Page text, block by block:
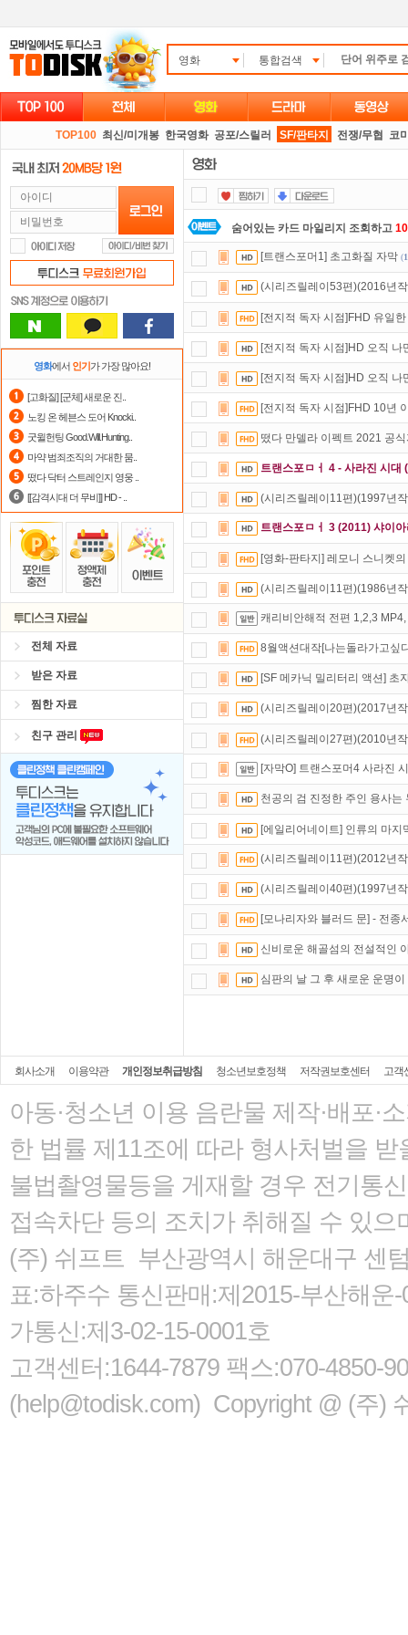
영화 통합검색
TOP100 최신/미개봉 한국영화 공포/스릴러 SF/판타지 전쟁/무협 코
영화에서 인기가 가장 많아요!
[고화질] [군체] 새로운 진..
노킹 온 헤븐스 도어 Knocki..
굿윌헌팅 Good.Will.Hunting..
마약 범죄조직의 거대한 뭄..
떴다 닥터 스트레인지 영웅 ..
[[감격시대 더 무비]] HD - ..
전체 자료
받은 자료
찜한 자료
친구 관리
숨어있는 카드 마일리지 조회하고
댓글만 잘써도무료 포인트를 드립
요즘 뭐가 재밌지? 고민되면 눌러봐!
스마트TV 로 투디스크영화,드라마,
자녀보호기능으로 가족과 함께 투디
포인트할인쿠폰 사용방법안내
정액제할인쿠폰 사용방법안내
[트랜스포머1] 초고화질 자막 (
(시리즈릴레이53편)(2016년
[전지적 독자 시점]FHD 유일
[전지적 독자 시점]HD 오직
[전지적 독자 시점]HD 오직
[전지적 독자 시점]FHD 10년
떴다 만델라 이펙트 2021 공
트랜스포ㅁㅓ 4 - 사라진 시대
(시리즈릴레이11편)(1997년
트랜스포ㅁㅓ 3 (2011) 샤이
[영화-판타지] 레모니 스니켓
(시리즈릴레이11편)(1986년
캐리비안해적 전편 1,2,3
8월액션대작[나는돌라가고싶
[SF 메카닉 밀리터리 액션] 초
(시리즈릴레이20편)(2017년
(시리즈릴레이27편)(2010년
[자막O] 트랜스포머4 사라진
천공의 검 진정한 주인 용사는
[에일리어네이트] 인류의 마지
(시리즈릴레이11편)(2012년
(시리즈릴레이40편)(1997년
[모나리자와 블러드 문] - 전종
신비로운 해골섬의 전설적인
심판의 날 그 후 새로운 운명
회사소개 이용약관 개인정보취급방침 청소년보호정책 저작권보호센터 고객
아동·청소년 이용 음란물 제작·배포·
한 법률 제11조에 따라 형사처벌을 받
불법촬영물등을 게재할 경우 전기통
접속차단 등의 조치가 취해질 수 있으
(주) 쉬프트 부산광역시 해운대구 센
표:하주수 통신판매:제2015-부산해
가통신:제3-02-15-0001호
고객센터:1644-7879 팩스:070-4850-
(help@todisk.com) Copyright @ (주)